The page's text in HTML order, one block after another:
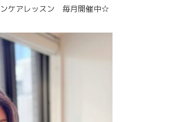
ンケアレッスン 毎月開催中☆